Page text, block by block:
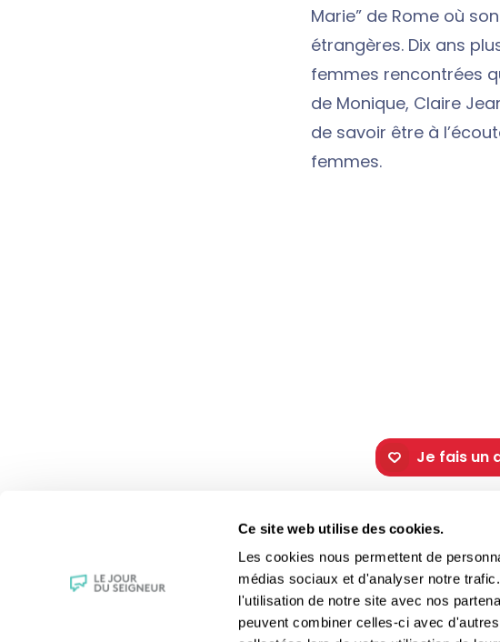
Ce site web utilise des cookies.
Les cookies nous permettent de
médias sociaux et d'analyser notre
l'utilisation de notre site avec nos
peuvent combiner celles-ci avec
Marie” de Rome où
étrangères. Dix ans
femmes rencontrées
de Monique, Claire
de savoir être à
femmes.
Je fais un
La messe
Magazine Le Jour du Seigneur
Les fêtes
Les saints du jour
La Bible
Les sacrements